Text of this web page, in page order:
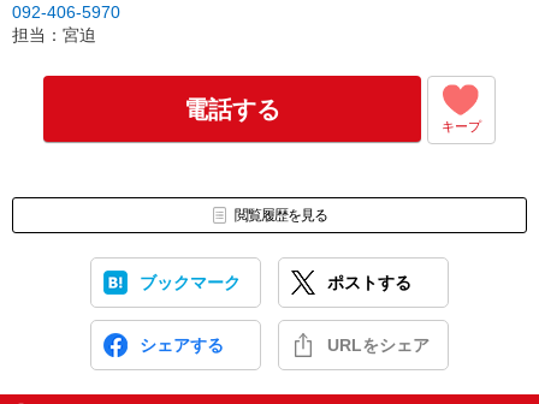
092-406-5970
担当：宮迫
電話する
キープ
閲覧履歴を見る
ブックマーク ポストする
シェアする URLをシェア